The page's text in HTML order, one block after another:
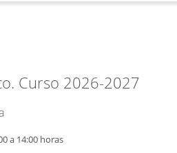
Curso 2026-2027
a 14:00 horas